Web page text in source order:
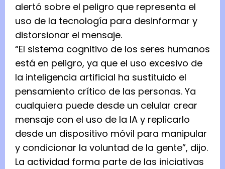
alertó sobre el peligro que representa el
uso de la tecnología para desinformar y
distorsionar el mensaje.
“El sistema cognitivo de los seres humanos
está en peligro, ya que el uso excesivo de
la inteligencia artificial ha sustituido el
pensamiento crítico de las personas. Ya
cualquiera puede desde un celular crear
mensaje con el uso de la IA y replicarlo
desde un dispositivo móvil para manipular
y condicionar la voluntad de la gente”, dijo.
La actividad forma parte de las iniciativas